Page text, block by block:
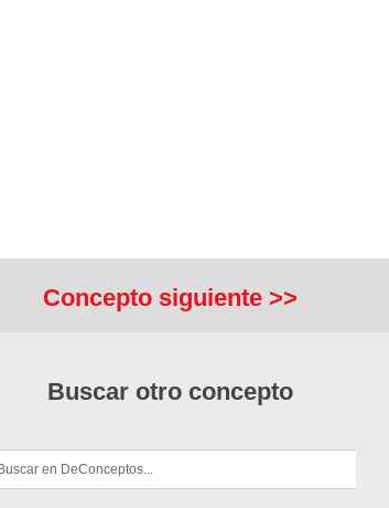
Concepto siguiente >>
Buscar otro concepto